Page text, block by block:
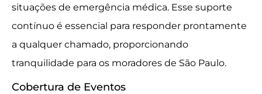
situações de emergência médica. Esse suporte
contínuo é essencial para responder prontamente
a qualquer chamado, proporcionando
tranquilidade para os moradores de São Paulo.
Cobertura de Eventos